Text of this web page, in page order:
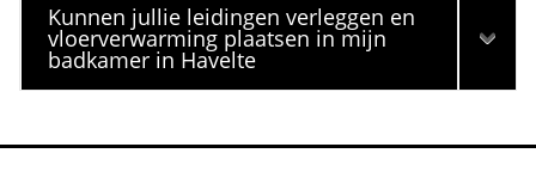
Kunnen jullie leidingen verleggen en
vloerverwarming plaatsen in mijn
badkamer in Havelte